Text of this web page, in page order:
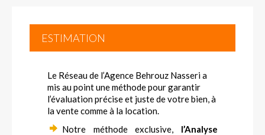
NOS BIENS
GESTION
NOS SERVICES
ESTIMATION
ESTIMATION
Le Réseau de l’Agence Behrouz Nasseri a
mis au point une méthode pour garantir
l’évaluation précise et juste de votre bien, à
la vente comme à la location.
Notre méthode exclusive, l’Analyse